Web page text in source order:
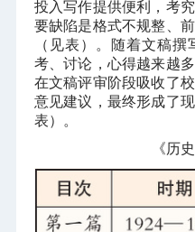
投入写作提供便利，考
要缺陷是格式不规整、
（见表）。随着文稿
考、讨论，心得越来越
在文稿评审阶段吸收了
意见建议，最终形成了
表）。
《历